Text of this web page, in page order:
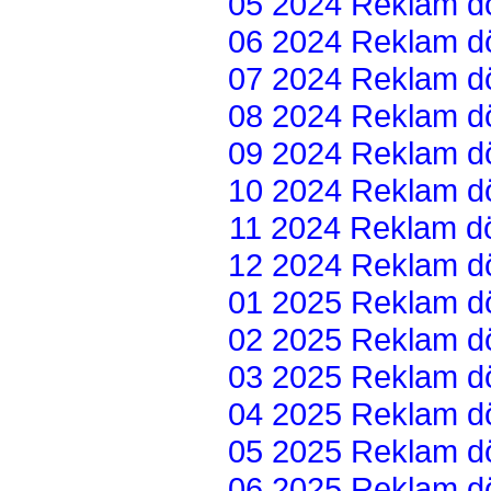
06 2024 Reklam
07 2024 Reklam
08 2024 Reklam
09 2024 Reklam
10 2024 Reklam
11 2024 Reklam
12 2024 Reklam
01 2025 Reklam
02 2025 Reklam
03 2025 Reklam
04 2025 Reklam
05 2025 Reklam